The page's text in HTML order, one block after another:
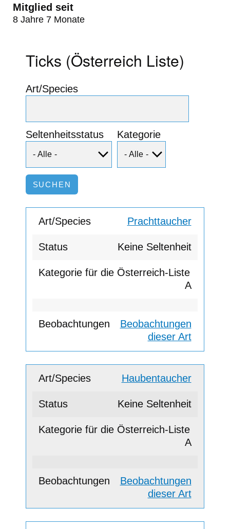
Mitglied seit
8 Jahre 7 Monate
Ticks (Österreich Liste)
Art/Species
Seltenheitsstatus Kategorie
Prachttaucher
Keine Seltenheit
A
Beobachtungen
dieser Art
Haubentaucher
Keine Seltenheit
A
Beobachtungen
dieser Art